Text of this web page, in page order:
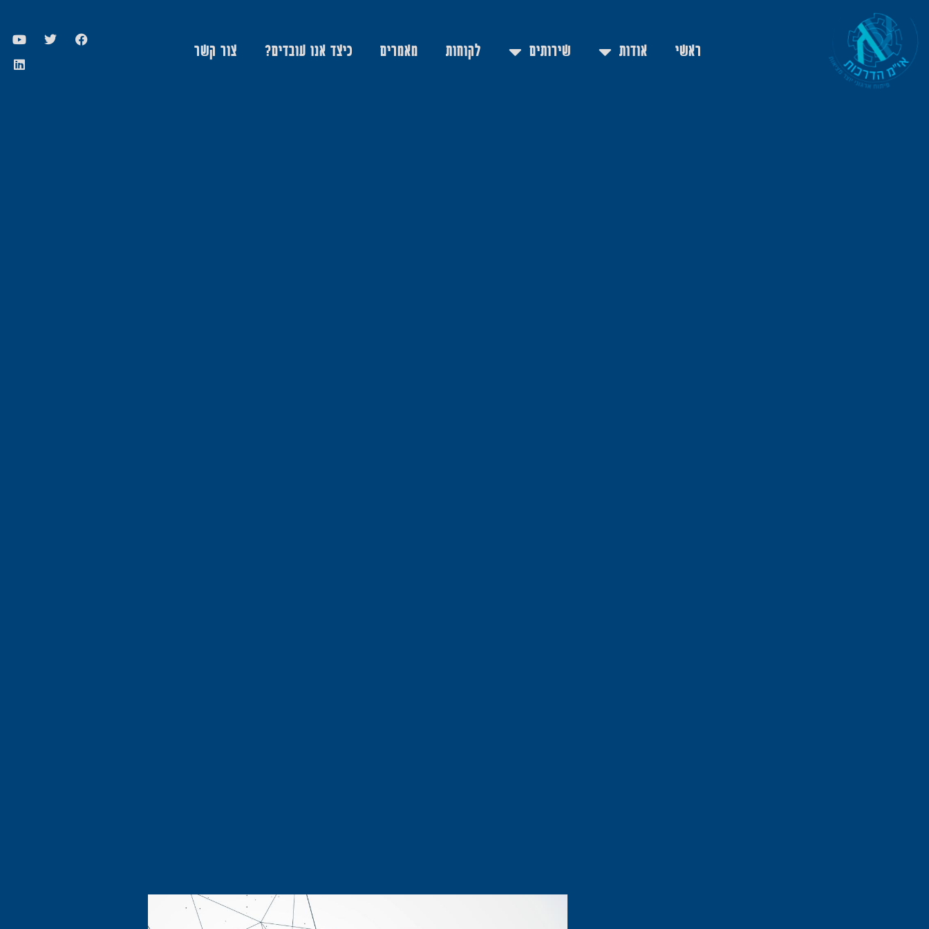
ראשי אודות שירותים לקוחות מאמרים כיצד אנו עובדים? צור קשר